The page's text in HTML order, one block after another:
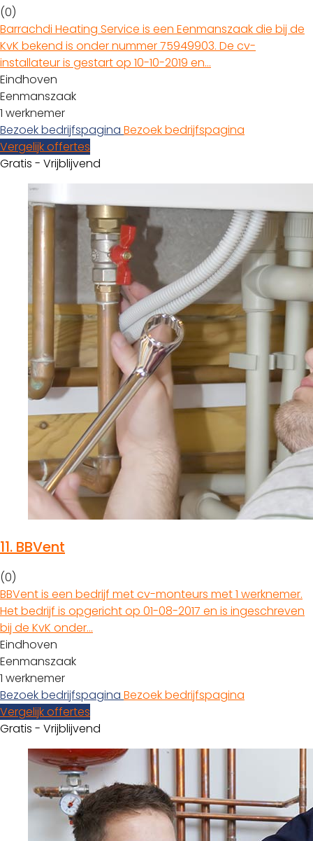
(0)
Barrachdi Heating Service is een Eenmanszaak die bij de
KvK bekend is onder nummer 75949903. De cv-
installateur is gestart op 10-10-2019 en…
Eindhoven
Eenmanszaak
1 werknemer
Bezoek bedrijfspagina Bezoek bedrijfspagina
Vergelijk offertes
Gratis - Vrijblijvend
11. BBVent
(0)
BBVent is een bedrijf met cv-monteurs met 1 werknemer.
Het bedrijf is opgericht op 01-08-2017 en is ingeschreven
bij de KvK onder…
Eindhoven
Eenmanszaak
1 werknemer
Bezoek bedrijfspagina Bezoek bedrijfspagina
Vergelijk offertes
Gratis - Vrijblijvend